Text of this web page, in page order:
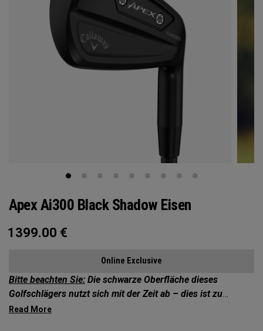
Apex Ai300 Black Shadow Eisen
1399.00 €
Online Exclusive
Bitte beachten Sie: Die schwarze Oberfläche dieses
Golfschlägers nutzt sich mit der Zeit ab – dies ist zu
erwarten und kein Defekt.